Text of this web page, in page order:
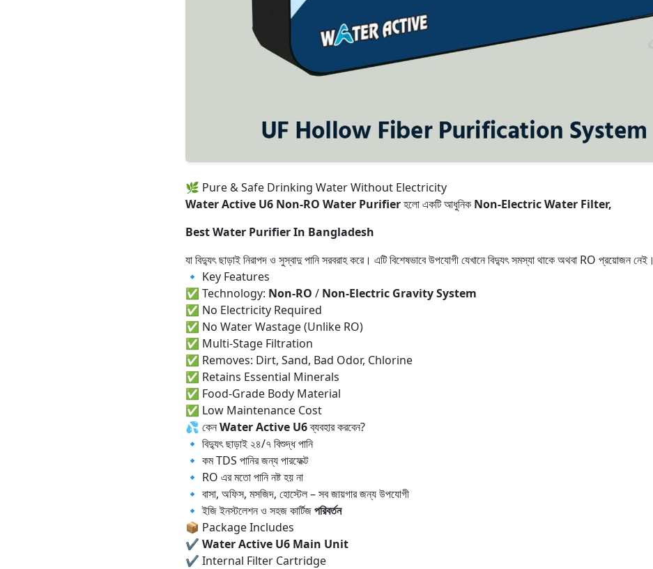
🌿 Pure & Safe Drinking Water Without Electricity
Water Active U6 Non-RO Water Purifierহলো একটি আধুনিক Non-Electric Water Filter,
Best Water Purifier In Bangladesh
যা বিদ্যুৎ ছাড়াই নিরাপদ ও সুস্বাদু পানি সরবরাহ করে। এটি বিশেষভাবে উপযোগী যেখানে বিদ্যুৎ সমস্যা থাকে অথবা RO প্রয়োজন নেই।
🔹 Key Features
✅ Technology: Non-RO / Non-Electric Gravity System
✅ No Electricity Required
✅ No Water Wastage (Unlike RO)
✅ Multi-Stage Filtration
✅ Removes: Dirt, Sand, Bad Odor, Chlorine
✅ Retains Essential Minerals
✅ Food-Grade Body Material
✅ Low Maintenance Cost
💦 কেনWater Active U6ব্যবহার করবেন?
🔹 বিদ্যুৎ ছাড়াই ২৪/৭ বিশুদ্ধ পানি
🔹 কম TDS পানির জন্য পারফেক্ট
🔹 RO এর মতো পানি নষ্ট হয় না
🔹 বাসা, অফিস, মসজিদ, হোস্টেল – সব জায়গার জন্য উপযোগী
🔹 ইজি ইনস্টলেশন ও সহজ কার্টিজপরিবর্তন
📦 Package Includes
✔️ Water Active U6 Main Unit
✔️ Internal Filter Cartridge